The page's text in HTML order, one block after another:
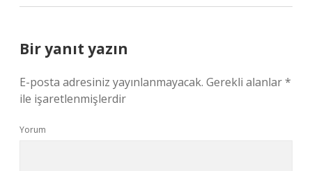
Bir yanıt yazın
E-posta adresiniz yayınlanmayacak. Gerekli alanlar*
ile işaretlenmişlerdir
Yorum